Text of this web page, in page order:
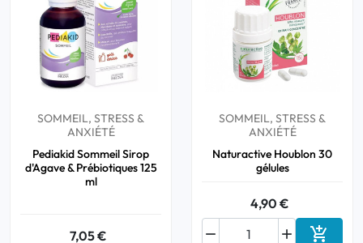
SOMMEIL, STRESS &
ANXIÉTÉ
Pediakid Sommeil Sirop
d'Agave & Prébiotiques 125
ml
7,05 €
SOMMEIL, STRESS &
ANXIÉTÉ
Naturactive Houblon 30
gélules
4,90 €

 